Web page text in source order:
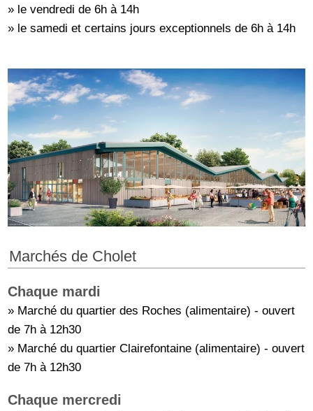
» le vendredi de 6h à 14h
» le samedi et certains jours exceptionnels de 6h à 14h
Marchés de Cholet
Chaque mardi
» Marché du quartier des Roches (alimentaire) - ouvert
de 7h à 12h30
» Marché du quartier Clairefontaine (alimentaire) - ouvert
de 7h à 12h30
Chaque mercredi